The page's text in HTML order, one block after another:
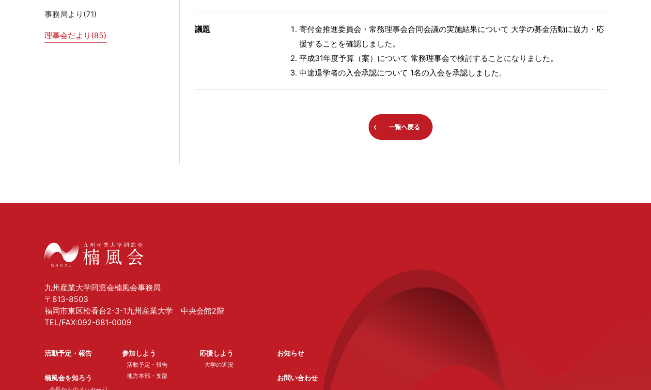
事務局より(71)
理事会だより(85)
議題
寄付金推進委員会・常務理事会合同会議の実施結果について 大学の募金活動に協力・応
援することを確認しました。
平成31年度予算（案）について 常務理事会で検討することになりました。
中途退学者の入会承認について 1名の入会を承認しました。
一覧へ戻る
九州産業大学同窓会楠風会事務局
〒813-8503
福岡市東区松香台2-3-1九州産業大学 中央会館2階
TEL/FAX:092-681-0009
活動予定・報告
楠風会を知ろう
参加しよう
活動予定・報告
地方本部・支部
応援しよう
大学の近況
お知らせ
お問い合わせ